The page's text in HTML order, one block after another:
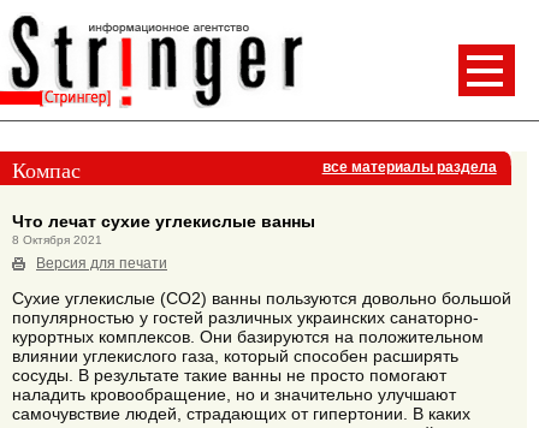
Компас все материалы раздела
Что лечат сухие углекислые ванны
8 Октября 2021
Версия для печати
Сухие углекислые (CO2) ванны пользуются довольно большой
популярностью у гостей различных украинских санаторно-
курортных комплексов. Они базируются на положительном
влиянии углекислого газа, который способен расширять
сосуды. В результате такие ванны не просто помогают
наладить кровообращение, но и значительно улучшают
самочувствие людей, страдающих от гипертонии. В каких